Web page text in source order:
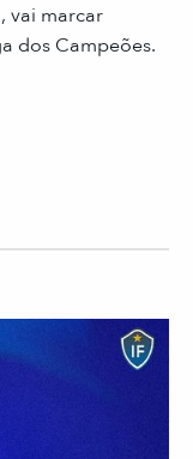
vai marcar
dos Campeões.